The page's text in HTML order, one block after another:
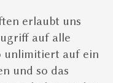
erlaubt uns
auf alle
unlimitiert auf ein
und so das